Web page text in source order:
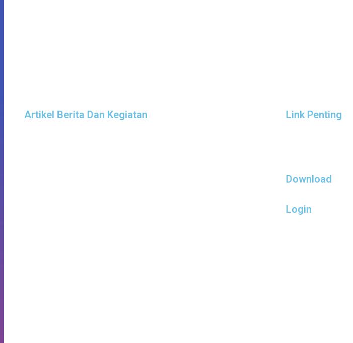
Artikel Berita Dan Kegiatan Link Penting
Download
Login